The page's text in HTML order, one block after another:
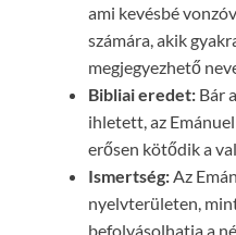
ami kevésbé
számára, akik
megjegyezhető
Bibliai eredet: Bár
ihletett, az
erősen kötődik a
Ismertség: Az
nyelvterületen,
befolyásolhatja a